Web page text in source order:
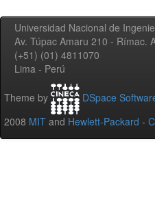
Universidad Nacional de
Av. Túpac Amaru 210 - Rímac.
(+51) (01) 4811070
Lima - Perú
Theme by DSpace
2008 MIT and Hewlett-Packard -